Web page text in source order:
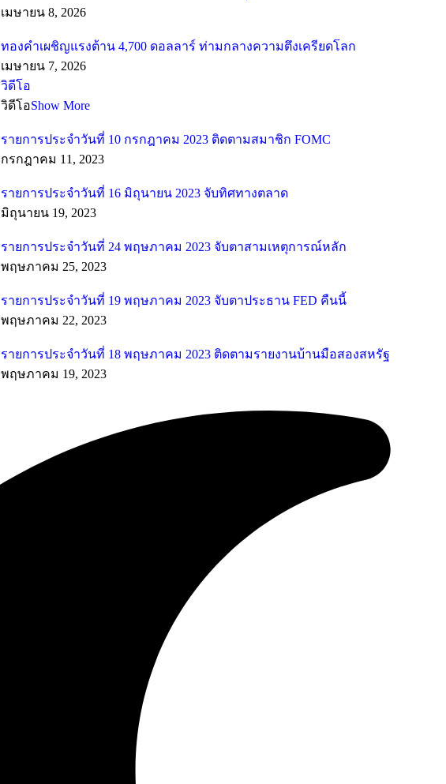
เมษายน 8, 2026
ทองคำเผชิญแรงต้าน 4,700 ดอลลาร์ ท่ามกลางความตึงเครียดโลก
เมษายน 7, 2026
วิดีโอ
วิดีโอShow More
รายการประจำวันที่ 10 กรกฎาคม 2023 ติดตามสมาชิก FOMC
กรกฎาคม 11, 2023
รายการประจำวันที่ 16 มิถุนายน 2023 จับทิศทางตลาด
มิถุนายน 19, 2023
รายการประจำวันที่ 24 พฤษภาคม 2023 จับตาสามเหตุการณ์หลัก
พฤษภาคม 25, 2023
รายการประจำวันที่ 19 พฤษภาคม 2023 จับตาประธาน FED คืนนี้
พฤษภาคม 22, 2023
รายการประจำวันที่ 18 พฤษภาคม 2023 ติดตามรายงานบ้านมือสองสหรัฐ
พฤษภาคม 19, 2023